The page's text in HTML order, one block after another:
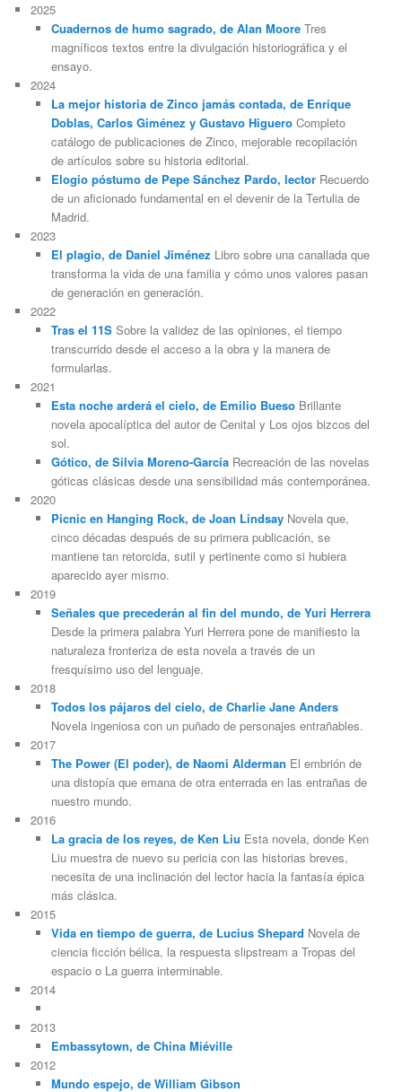
2025
Cuadernos de humo sagrado, de Alan MooreTres
magníficos textos entre la divulgación historiográfica y el
ensayo.
2024
La mejor historia de Zinco jamás contada, de Enrique
Doblas, Carlos Giménez y Gustavo HigueroCompleto
catálogo de publicaciones de Zinco, mejorable recopilación
de artículos sobre su historia editorial.
Elogio póstumo de Pepe Sánchez Pardo, lectorRecuerdo
de un aficionado fundamental en el devenir de la Tertulia de
Madrid.
2023
El plagio, de Daniel Jiménez Libro sobre una canallada que
transforma la vida de una familia y cómo unos valores pasan
de generación en generación.
2022
Tras el 11SSobre la validez de las opiniones, el tiempo
transcurrido desde el acceso a la obra y la manera de
formularlas.
2021
Esta noche arderá el cielo, de Emilio BuesoBrillante
novela apocalíptica del autor de Cenital y Los ojos bizcos del
sol.
Gótico, de Silvia Moreno-GarcíaRecreación de las novelas
góticas clásicas desde una sensibilidad más contemporánea.
2020
Picnic en Hanging Rock, de Joan LindsayNovela que,
cinco décadas después de su primera publicación, se
mantiene tan retorcida, sutil y pertinente como si hubiera
aparecido ayer mismo.
2019
Señales que precederán al fin del mundo, de Yuri Herrera
Desde la primera palabra Yuri Herrera pone de manifiesto la
naturaleza fronteriza de esta novela a través de un
fresquísimo uso del lenguaje.
2018
Todos los pájaros del cielo, de Charlie Jane Anders
Novela ingeniosa con un puñado de personajes entrañables.
2017
The Power (El poder), de Naomi Alderman El embrión de
una distopía que emana de otra enterrada en las entrañas de
nuestro mundo.
2016
La gracia de los reyes, de Ken Liu Esta novela, donde Ken
Liu muestra de nuevo su pericia con las historias breves,
necesita de una inclinación del lector hacia la fantasía épica
más clásica.
2015
Vida en tiempo de guerra, de Lucius Shepard Novela de
ciencia ficción bélica, la respuesta slipstream a Tropas del
espacio o La guerra interminable.
2014
2013
Embassytown, de China Miéville
2012
Mundo espejo, de William Gibson